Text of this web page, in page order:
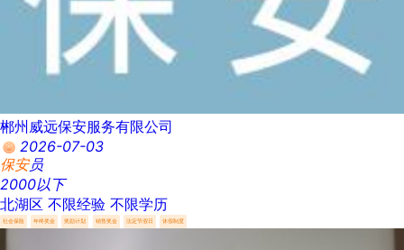
郴州威远保安服务有限公司
2026-07-03
保安员
2000以下
北湖区 不限经验 不限学历
社会保险 年终奖金 奖励计划 销售奖金 法定节假日 休假制度